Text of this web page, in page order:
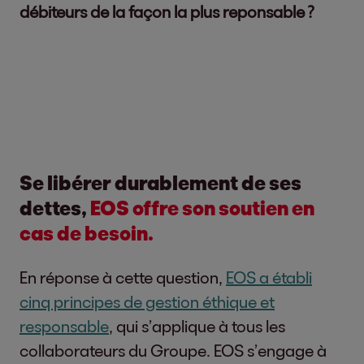
débiteurs de la façon la plus reponsable ?
Se libérer durablement de ses
dettes, EOS offre son soutien en
cas de besoin.
En réponse à cette question, EOS a établi
cinq principes de gestion éthique et
responsable, qui s’applique à tous les
collaborateurs du Groupe. EOS s’engage à